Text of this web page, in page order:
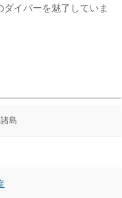
イバーを魅了していま
島